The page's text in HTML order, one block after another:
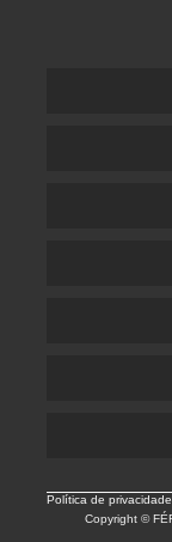
Política de
Copyright ©